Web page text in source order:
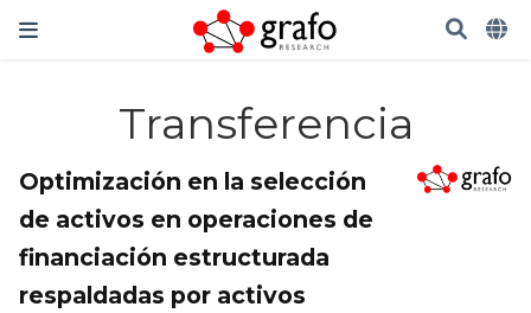
Transferencia
Optimización en la selección
de activos en operaciones de
financiación estructurada
respaldadas por activos